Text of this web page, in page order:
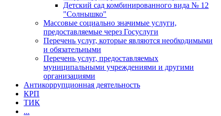
Детский сад комбинированного вида № 12
"Солнышко"
Массовые социально значимые услуги,
предоставляемые через Госуслуги
Перечень услуг, которые являются необходимыми
и обязательными
Перечень услуг, предоставляемых
муниципальными учреждениями и другими
организациями
Антикоррупционная деятельность
КРП
ТИК
...